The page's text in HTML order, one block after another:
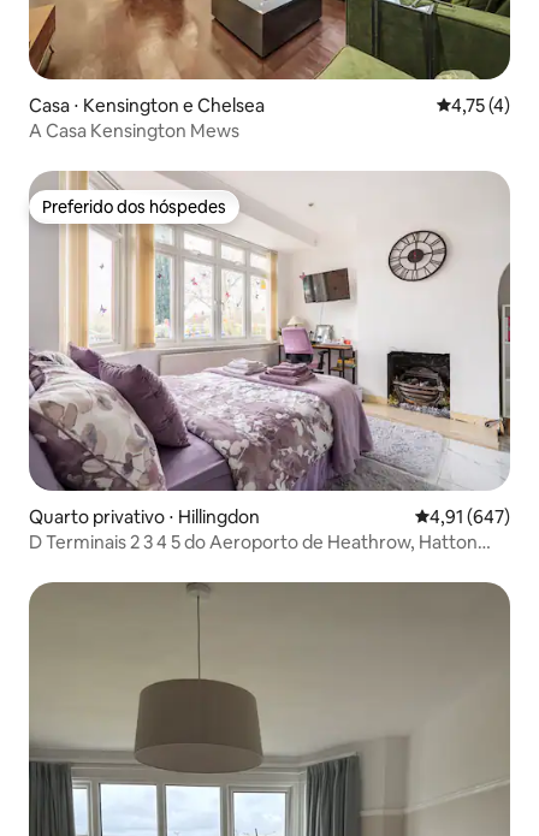
Casa ⋅ Kensington e Chelsea 4,75 de
4,75 (4)
A Casa Kensington Mews
Preferido dos hóspedes
Preferido dos hóspedes
Quarto privativo ⋅ Hillingdon 4,91 de uma
4,91 (647)
D Terminais 2 3 4 5 do Aeroporto de Heathrow, Hatton